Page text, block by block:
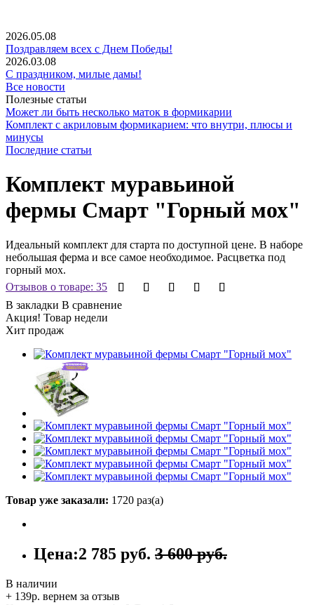
2026.05.08
Поздравляем всех с Днем Победы!
2026.03.08
С праздником, милые дамы!
Все новости
Полезные статьи
Может ли быть несколько маток в формикарии
Комплект с акриловым формикарием: что внутри, плюсы и
минусы
Последние статьи
Комплект муравьиной
фермы Смарт "Горный мох"
Идеальный комплект для старта по доступной цене. В наборе
небольшая ферма и все самое необходимое. Расцветка под
горный мох.
Отзывов о товаре: 35
В закладки В сравнение
Акция! Товар недели
Хит продаж
Товар уже заказали: 1720 раз(а)
Цена:2 785 руб. 3 600 руб.
В наличии
+ 139р. вернем за отзыв